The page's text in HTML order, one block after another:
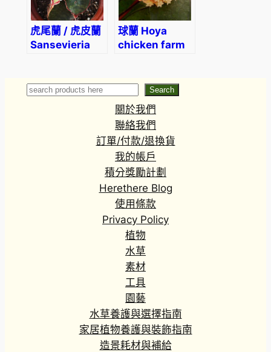
虎尾蘭 / 虎皮蘭
Sansevieria
球蘭 Hoya
chicken farm
Search Search
關於我們
聯絡我們
訂單/付款/退換貨
我的帳戶
積分獎勵計劃
Herethere Blog
使用條款
Privacy Policy
植物
水草
素材
工具
園藝
水草養護與選擇指南
家居植物養護與裝飾指南
造景耗材與補給